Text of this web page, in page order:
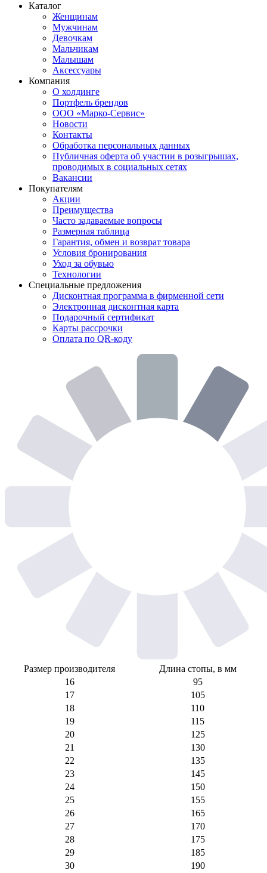
Каталог
Женщинам
Мужчинам
Девочкам
Мальчикам
Малышам
Аксессуары
Компания
О холдинге
Портфель брендов
ООО «Марко-Сервис»
Новости
Контакты
Обработка персональных данных
Публичная оферта об участии в розыгрышах,
проводимых в социальных сетях
Вакансии
Покупателям
Акции
Преимущества
Часто задаваемые вопросы
Размерная таблица
Гарантия, обмен и возврат товара
Условия бронирования
Уход за обувью
Технологии
Специальные предложения
Дисконтная программа в фирменной сети
Электронная дисконтная карта
Подарочный сертификат
Карты рассрочки
Оплата по QR-коду
Размер производителя
Длина стопы, в мм
16
95
17
105
18
110
19
115
20
125
21
130
22
135
23
145
24
150
25
155
26
165
27
170
28
175
29
185
30
190